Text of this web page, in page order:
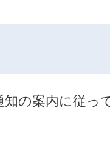
の案内に従っ